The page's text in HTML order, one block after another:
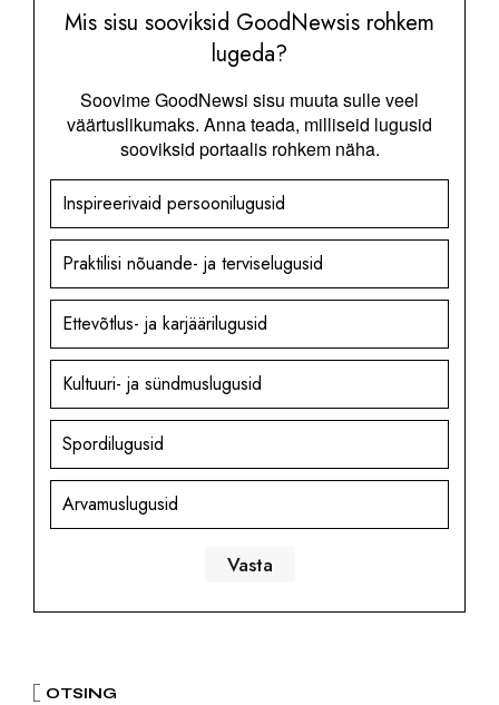
Mis sisu sooviksid GoodNewsis rohkem
lugeda?
Soovime GoodNewsi sisu muuta sulle veel
väärtuslikumaks. Anna teada, milliseid lugusid
sooviksid portaalis rohkem näha.
Inspireerivaid persoonilugusid
Praktilisi nõuande- ja terviselugusid
Ettevõtlus- ja karjäärilugusid
Kultuuri- ja sündmuslugusid
Spordilugusid
Arvamuslugusid
OTSING